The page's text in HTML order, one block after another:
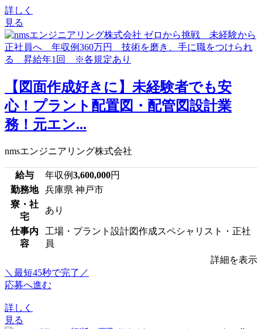
詳しく
見る
【図面作成好きに】未経験者でも安
心！プラント配置図・配管図設計業
務！元エン...
nmsエンジニアリング株式会社
給与 年収例3,600,000円
勤務地
兵庫県 神戸市
寮・社
宅
あり
仕事内
容
工場・プラント設計図作成スペシャリスト・正社
員
詳細を表示
＼最短45秒で完了／
応募へ進む
詳しく
見る